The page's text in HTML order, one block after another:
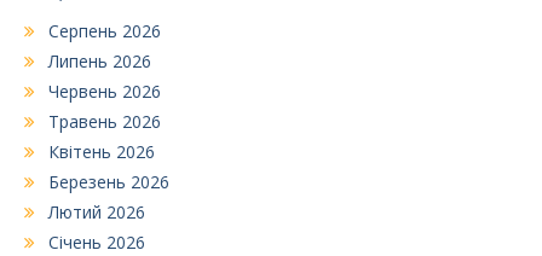
Серпень 2026
Липень 2026
Червень 2026
Травень 2026
Квітень 2026
Березень 2026
Лютий 2026
Січень 2026